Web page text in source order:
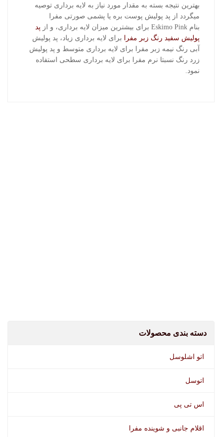
دسته بندی محصولات
اتو اشلوسل
اتوسل
اس تی پی
اقلام جانبی و شوینده مفرا
بهترین نتیجه بسته به مقدار مورد نیاز به لایه برداری توصیه
میگردد از پد پولیش پوست بره یا پشمی صورتی مفرا
بنام Eskimo Pink برای بیشترین میزان لایه برداری، و از
پد
پولیش سفید رنگ زبر مفرا
برای لایه برداری زیاد، پد پولیش
آبی رنگ نیمه زبر مفرا برای لایه برداری متوسط و پد پولیش
زرد رنگ نسبتا نرم مفرا برای لایه برداری سطحی استفاده
نمود.